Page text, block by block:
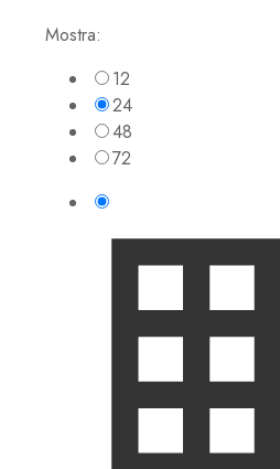
Mostra:
12
24
48
72